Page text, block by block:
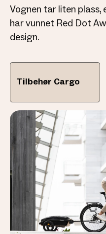
Vognen tar liten plass,
har vunnet Red Dot
design.
Tilbehør Cargo